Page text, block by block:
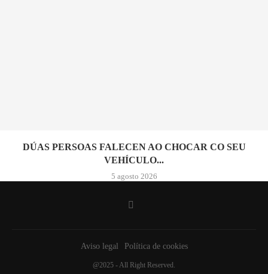
DÚAS PERSOAS FALECEN AO CHOCAR CO SEU
VEHÍCULO...
5 agosto 2026
Aviso legal Política de cookies
@2025 - All Right Reserved.